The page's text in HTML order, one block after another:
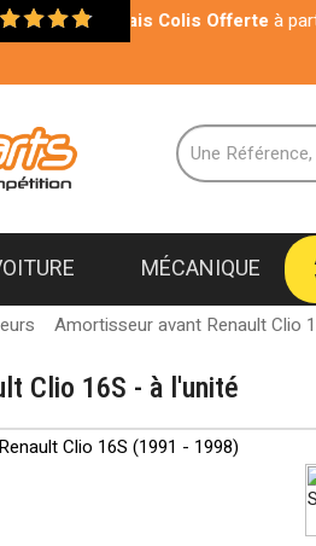
Colis Offerteà partir de 450 €
MÉCANIQUE
Amortisseur avant Renault Clio
Clio 16S - à l'unité
Clio 16S (1991 - 1998)